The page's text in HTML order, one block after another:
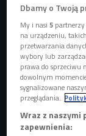
Jednym z
szkole, jest
Współcześnie
tekstu i
nie radzi sobie
- Szkoła
w praktyce
Dbamy o Twoją
My i nasi5
na urządzeniu,
przetwarzania
wybory lub
prawa do sprzeciwu
dowolnym
sygnalizowane
przeglądania.
Wraz z
zapewnienia: